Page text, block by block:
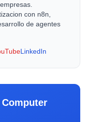
con n8n,
de agentes
LinkedIn
Computer